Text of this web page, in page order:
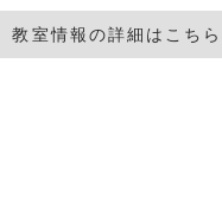
教室情報の詳細はこちら